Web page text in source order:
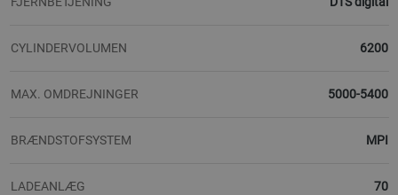
CYLINDERVOLUMEN 6200
MAX. OMDREJNINGER 5000-5400
BRÆNDSTOFSYSTEM MPI
LADEANLÆG 70